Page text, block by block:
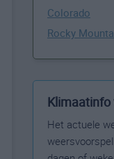
Colorado
Rocky
Klimaatinfo
Het actuele